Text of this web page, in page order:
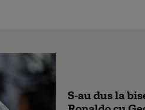
S-au dus la